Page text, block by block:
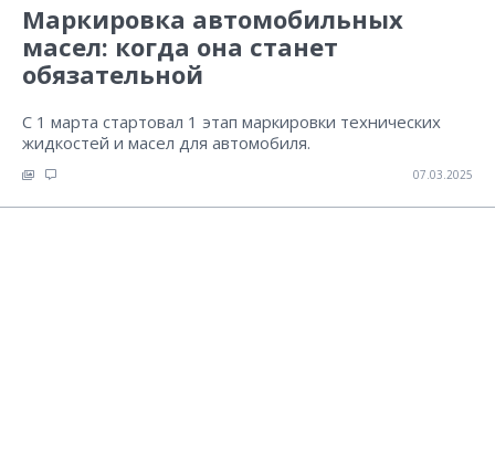
Маркировка автомобильных
масел: когда она станет
обязательной
С 1 марта стартовал 1 этап маркировки технических
жидкостей и масел для автомобиля.
07.03.2025